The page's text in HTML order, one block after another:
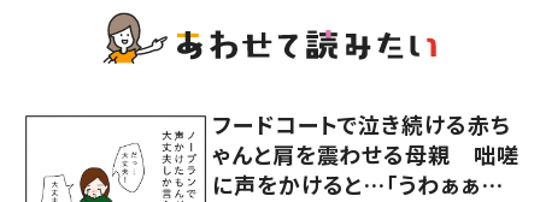
フードコートで泣き続ける赤ち
ゃんと肩を震わせる母親 咄嗟
に声をかけると…「うわぁぁぁ」